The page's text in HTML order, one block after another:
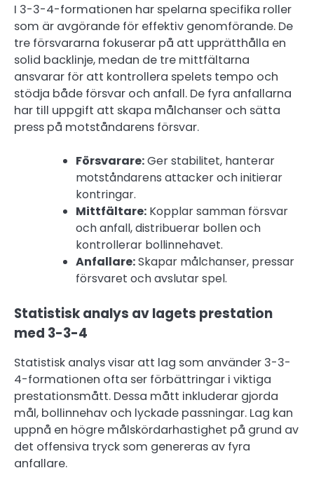
I 3-3-4-formationen har spelarna specifika roller
som är avgörande för effektiv genomförande. De
tre försvararna fokuserar på att upprätthålla en
solid backlinje, medan de tre mittfältarna
ansvarar för att kontrollera spelets tempo och
stödja både försvar och anfall. De fyra anfallarna
har till uppgift att skapa målchanser och sätta
press på motståndarens försvar.
Försvarare:Ger stabilitet, hanterar
motståndarens attacker och initierar
kontringar.
Mittfältare: Kopplar samman försvar
och anfall, distribuerar bollen och
kontrollerar bollinnehavet.
Anfallare:Skapar målchanser, pressar
försvaret och avslutar spel.
Statistisk analys av lagets prestation
med 3-3-4
Statistisk analys visar att lag som använder 3-3-
4-formationen ofta ser förbättringar i viktiga
prestationsmått. Dessa mått inkluderar gjorda
mål, bollinnehav och lyckade passningar. Lag kan
uppnå en högre målskördarhastighet på grund av
det offensiva tryck som genereras av fyra
anfallare.